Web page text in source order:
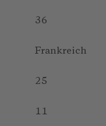
36
Frankreich
25
11